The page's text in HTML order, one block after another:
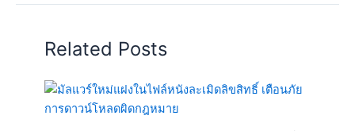
Related Posts